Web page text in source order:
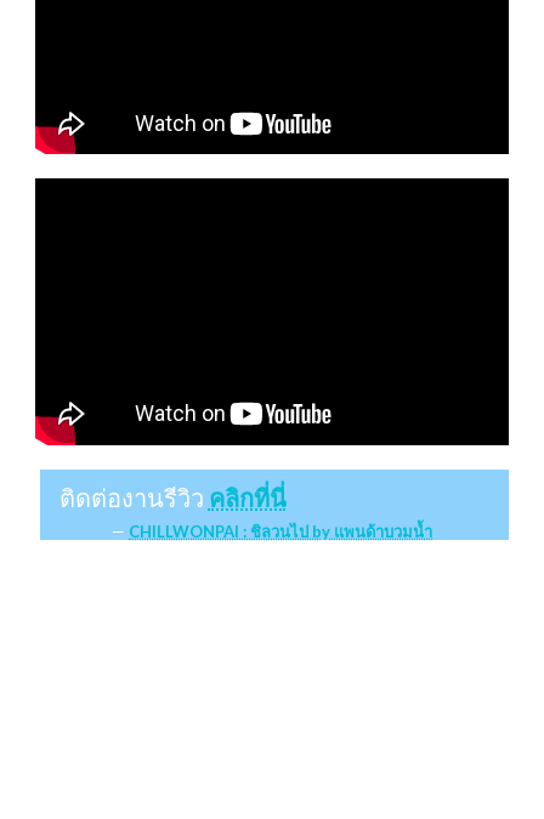
ติดต่องานรีวิว คลิกที่นี่
CHILLWONPAI : ชิลวนไป by แพนด้าบวมน้ำ